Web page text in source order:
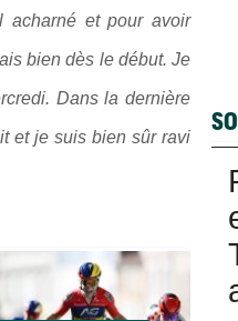
acharné et pour avoir
bien dès le début. Je
Dans la dernière
et je suis bien sûr ravi